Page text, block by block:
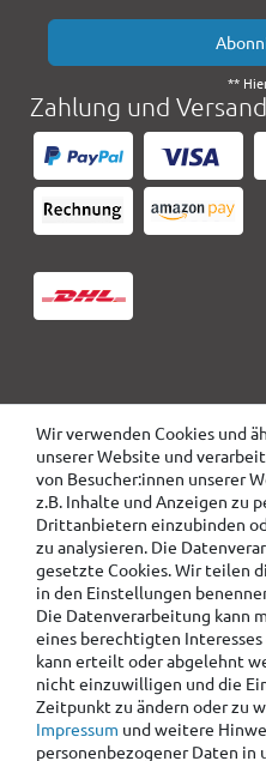
Wir verwenden Cookies und
unserer Website und
von Besucher:innen unserer
z.B. Inhalte und Anzeigen zu
Drittanbietern einzubinden
zu analysieren. Die
gesetzte Cookies. Wir teilen
in den Einstellungen
Die Datenverarbeitung kann
eines berechtigten
kann erteilt oder abgelehnt
nicht einzuwilligen und die
Zeitpunkt zu ändern oder zu
Impressum und weitere
personenbezogener Daten in
**
Zahlung und Versand